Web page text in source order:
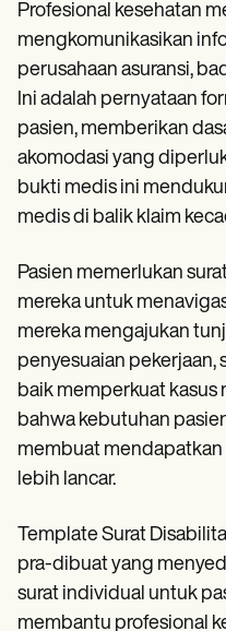
Profesional kesehatan
mengkomunikasikan
perusahaan asuransi,
Ini adalah pernyataan
pasien, memberikan
akomodasi yang
bukti medis ini
medis di balik klaim
Pasien memerlukan
mereka untuk
mereka mengajukan
penyesuaian pekerjaan,
baik memperkuat kasus
bahwa kebutuhan
membuat
lebih lancar.
Template Surat
pra-dibuat yang
surat individual untuk
membantu profesional